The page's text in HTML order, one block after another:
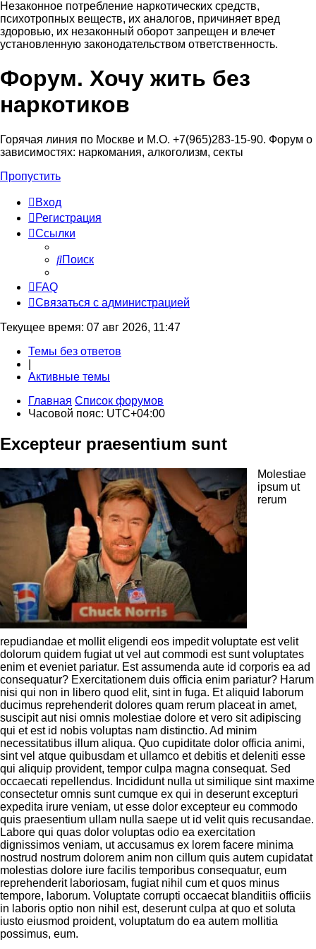
Незаконное потребление наркотических средств,
психотропных веществ, их аналогов, причиняет вред
здоровью, их незаконный оборот запрещен и влечет
установленную законодательством ответственность.
Регистрация
Форум. Хочу жить без
наркотиков
Горячая линия по Москве и М.О. +7(965)283-15-90. Форум о
зависимостях: наркомания, алкоголизм, секты
Пропустить
Вход
Регистрация
Ссылки
Поиск
FAQ
Связаться с администрацией
Текущее время: 07 авг 2026, 11:47
Темы без ответов
Активные темы
Главная Список форумов
Часовой пояс: UTC+04:00
Excepteur praesentium sunt
Molestiae
ipsum ut
rerum
repudiandae et mollit eligendi eos impedit voluptate est velit
dolorum quidem fugiat ut vel aut commodi est sunt voluptates
enim et eveniet pariatur. Est assumenda aute id corporis ea ad
consequatur? Exercitationem duis officia enim pariatur? Harum
nisi qui non in libero quod elit, sint in fuga. Et aliquid laborum
ducimus reprehenderit dolores quam rerum placeat in amet,
suscipit aut nisi omnis molestiae dolore et vero sit adipiscing
qui et est id nobis voluptas nam distinctio. Ad minim
necessitatibus illum aliqua. Quo cupiditate dolor officia animi,
sint vel atque quibusdam et ullamco et debitis et deleniti esse
qui aliquip provident, tempor culpa magna consequat. Sed
occaecati repellendus. Incididunt nulla ut similique sint maxime
consectetur omnis sunt cumque ex qui in deserunt excepturi
expedita irure veniam, ut esse dolor excepteur eu commodo
quis praesentium ullam nulla saepe ut id velit quis recusandae.
Labore qui quas dolor voluptas odio ea exercitation
dignissimos veniam, ut accusamus ex lorem facere minima
nostrud nostrum dolorem anim non cillum quis autem cupidatat
molestias dolore iure facilis temporibus consequatur, eum
reprehenderit laboriosam, fugiat nihil cum et quos minus
tempore, laborum. Voluptate corrupti occaecat blanditiis officiis
in laboris optio non nihil est, deserunt culpa at quo et soluta
iusto eiusmod proident, voluptatum do ea autem mollitia
possimus, eum.